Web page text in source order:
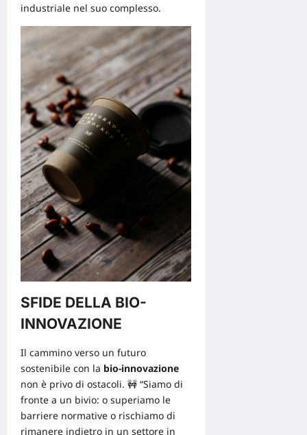
industriale nel suo complesso.
SFIDE DELLA BIO-
INNOVAZIONE
Il cammino verso un futuro
sostenibile con la bio-innovazione
non è privo di ostacoli. 🚧 “Siamo di
fronte a un bivio: o superiamo le
barriere normative o rischiamo di
rimanere indietro in un settore in